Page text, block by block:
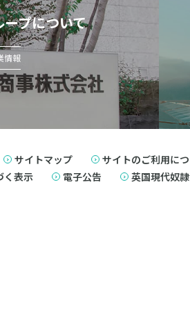
プについて
情報
サイトマップ サイトのご利用に
く表示
電子公告 英国現代奴